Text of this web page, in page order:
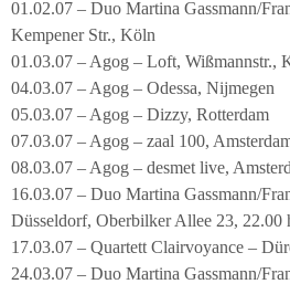
01.02.07 – Duo Martina Gassmann/
Kempener Str., Köln
01.03.07 – Agog – Loft, Wißmannstr.,
04.03.07 – Agog – Odessa, Nijmegen
05.03.07 – Agog – Dizzy, Rotterdam
07.03.07 – Agog – zaal 100,
08.03.07 – Agog – desmet live,
16.03.07 – Duo Martina Gassmann/
Düsseldorf, Oberbilker Allee 23, 22.00
17.03.07 – Quartett Clairvoyance –
24.03.07 – Duo Martina Gassmann/